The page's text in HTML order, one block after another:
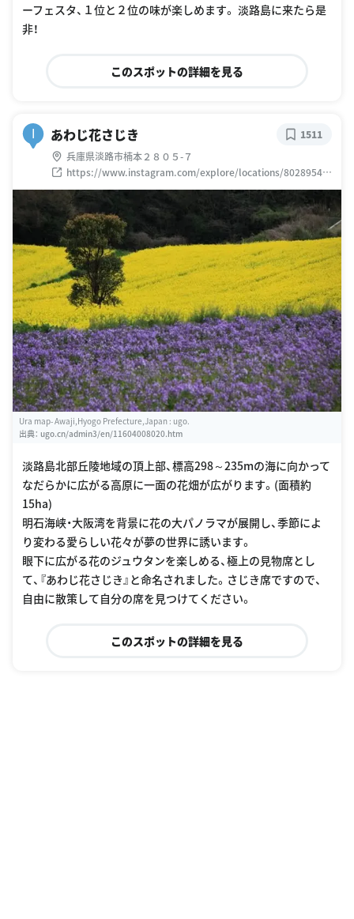
ーフェスタ、１位と２位の味が楽しめます。 淡路島に来たら是
非！
このスポットの詳細を見る
あわじ花さじき
兵庫県淡路市楠本２８０５-７
https://www.instagram.com/explore/locations/80289547
4
1511
Ura map- Awaji,Hyogo Prefecture,Japan : ugo.
出典： ugo.cn/admin3/en/11604008020.htm
淡路島北部丘陵地域の頂上部、標高298～235mの海に向かって
なだらかに広がる高原に一面の花畑が広がります。(面積約
15ha)
明石海峡・大阪湾を背景に花の大パノラマが展開し、季節によ
り変わる愛らしい花々が夢の世界に誘います。
眼下に広がる花のジュウタンを楽しめる、極上の見物席とし
て、『あわじ花さじき』と命名されました。さじき席ですので、
自由に散策して自分の席を見つけてください。
このスポットの詳細を見る